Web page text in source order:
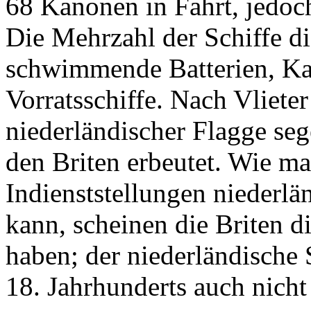
68 Kanonen in Fahrt,
Die Mehrzahl der Schiffe
schwimmende Batterien,
Vorratsschiffe. Nach
niederländischer Flagge
den Briten erbeutet. Wie
Indienststellungen
kann, scheinen die Briten
haben; der
18. Jahrhunderts auch